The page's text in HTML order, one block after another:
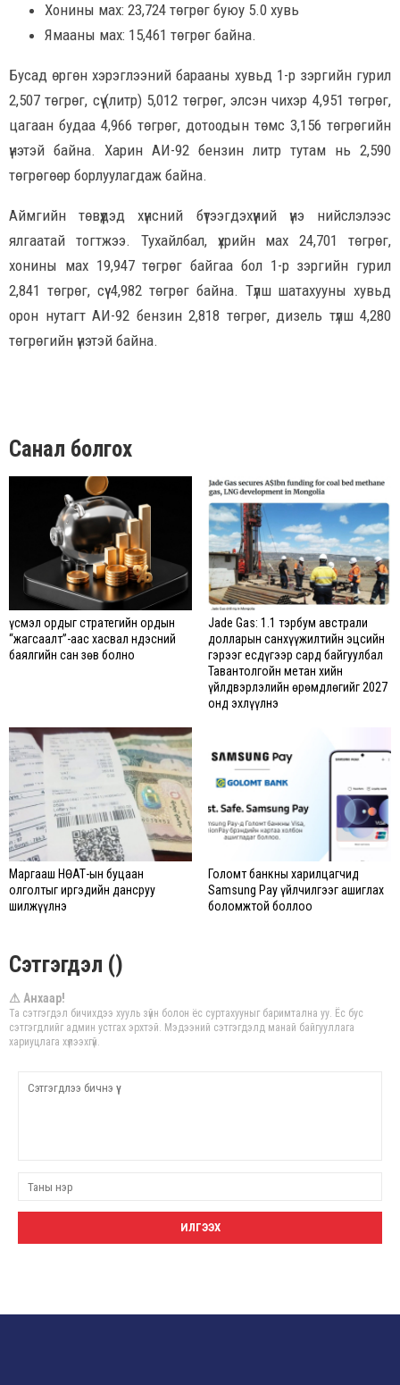
Хонины мах: 23,724 төгрөг буюу 5.0 хувь
Ямааны мах: 15,461 төгрөг байна.
Бусад өргөн хэрэглээний барааны хувьд 1-р зэргийн гурил
2,507 төгрөг, сүү (литр) 5,012 төгрөг, элсэн чихэр 4,951 төгрөг,
цагаан будаа 4,966 төгрөг, дотоодын төмс 3,156 төгрөгийн
үнэтэй байна. Харин АИ-92 бензин литр тутам нь 2,590
төгрөгөөр борлуулагдаж байна.
Аймгийн төвүүдэд хүнсний бүтээгдэхүүний үнэ нийслэлээс
ялгаатай тогтжээ. Тухайлбал, үхрийн мах 24,701 төгрөг,
хонины мах 19,947 төгрөг байгаа бол 1-р зэргийн гурил
2,841 төгрөг, сүү 4,982 төгрөг байна. Түлш шатахууны хувьд
орон нутагт АИ-92 бензин 2,818 төгрөг, дизель түлш 4,280
төгрөгийн үнэтэй байна.
Санал болгох
Үүсмэл ордыг стратегийн ордын
“жагсаалт”-аас хасвал Үндэсний
баялгийн сан зөв болно
Jade Gas: 1.1 тэрбум австрали
долларын санхүүжилтийн эцсийн
гэрээг есдүгээр сард байгуулбал
Тавантолгойн метан хийн
үйлдвэрлэлийн өрөмдлөгийг 2027
онд эхлүүлнэ
Маргааш НӨАТ-ын буцаан
олголтыг иргэдийн дансруу
шилжүүлнэ
Голомт банкны харилцагчид
Samsung Pay үйлчилгээг ашиглах
боломжтой боллоо
Сэтгэгдэл ()
⚠ Анхаар!
Та сэтгэгдэл бичихдээ хууль зүйн болон ёс суртахууныг баримтална уу. Ёс бус
сэтгэгдлийг админ устгах эрхтэй. Мэдээний сэтгэгдэлд манай байгууллага
хариуцлага хүлээхгүй.